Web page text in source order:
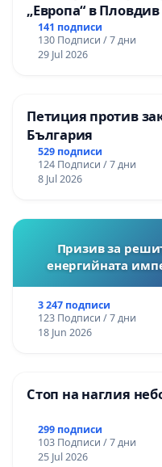
„Европа“ в Пловдив
141 подписи
130 Подписи / 7 дни
29 Jul 2026
Петиция против
България
529 подписи
124 Подписи / 7 дни
8 Jul 2026
Призив за
енергийната
3 247 подписи
123 Подписи / 7 дни
18 Jun 2026
Стоп на наглия
299 подписи
103 Подписи / 7 дни
25 Jul 2026